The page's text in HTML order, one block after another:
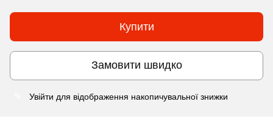
Купити
Замовити швидко
Увійти для відображення накопичувальної знижки